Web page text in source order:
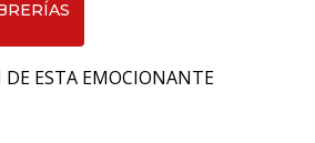
ESTA EMOCIONANTE